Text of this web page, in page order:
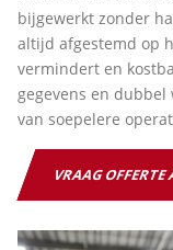
bijgewerkt zonder
altijd afgestemd op
vermindert en
gegevens en
van soepelere
VRAAG